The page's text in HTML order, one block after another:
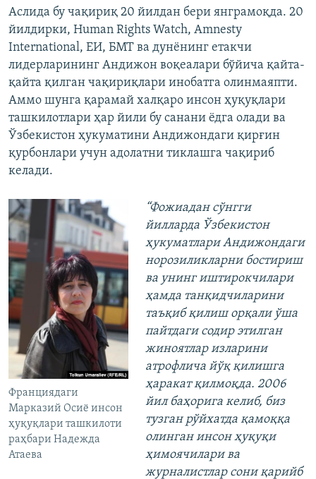
Аслида бу чақириқ 20 йилдан бери янграмоқда. 20
йилдирки, Human Rights Watch, Amnesty
International, ЕИ, БМТ ва дунёнинг етакчи
лидерларининг Андижон воқеалари бўйича қайта-
қайта қилган чақириқлари инобатга олинмаяпти.
Аммо шунга қарамай халқаро инсон ҳуқуқлари
ташкилотлари ҳар йили бу санани ёдга олади ва
Ўзбекистон ҳукуматини Андижондаги қирғин
қурбонлари учун адолатни тиклашга чақириб
келади.
Франциядаги
Марказий Осиё инсон
ҳуқуқлари ташкилоти
раҳбари Надежда
Атаева
“Фожиадан сўнгги
йилларда Ўзбекистон
ҳукуматлари Андижондаги
норозиликларни бостириш
ва унинг иштирокчилари
ҳамда танқидчиларини
таъқиб қилиш орқали ўша
пайтдаги содир этилган
жиноятлар изларини
атрофлича йўқ қилишга
ҳаракат қилмоқда. 2006
йил баҳорига келиб, биз
тузган рўйхатда қамоққа
олинган инсон ҳуқуқи
ҳимоячилари ва
журналистлар сони қарийб